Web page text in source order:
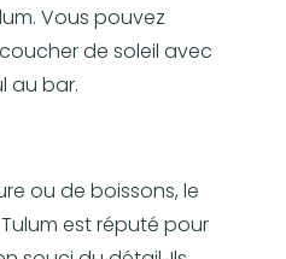
Vous pouvez
de soleil avec
au bar.
ou de boissons, le
est réputé pour